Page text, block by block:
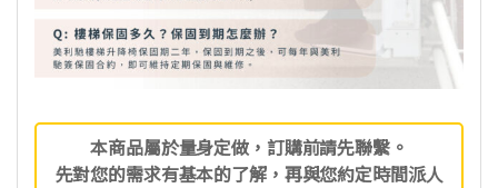
本商品屬於量身定做，訂購前請先聯繫。
先對您的需求有基本的了解，再與您約定時間派人